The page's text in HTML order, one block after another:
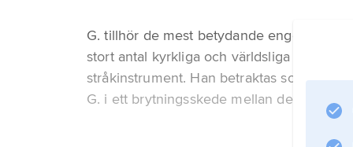
G. tillhör de mest betydande engelska
stort antal kyrkliga och världsliga
stråkinstrument. Han betraktas som en
G. i ett brytningsskede mellan den äldre